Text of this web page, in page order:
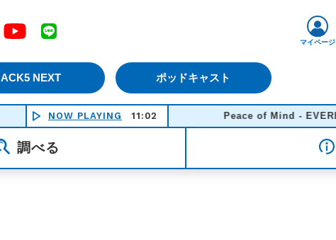
YouTube
NEXT ポッドキャスト
マイページ
NOW PLAYING 11:02 Peace of Mind - EVERLAST
調べる